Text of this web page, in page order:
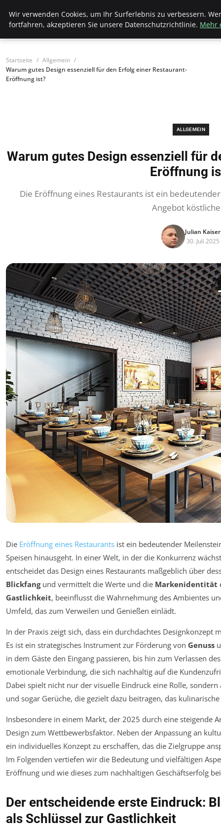
Bistro Grammophon
Startseite
Allgemein
Warum gutes Design essenziell für den Erfolg einer Restaurant-
Eröffnung ist?
ALLGEMEIN
Warum gutes Design essenziell für
Eröffnung
Die Eröffnung eines Restaurants ist ein
Angebot
Julian Kaiser
30. Juli 2025
Die Eröffnung eines Restaurants ist ein bedeutender
Speisen hinausgeht. In einer Welt, in der die Konkurrenz
entscheidet das Design eines Restaurants maßgeblich über
Blickfangund vermittelt die Werte und die Markenidentität
Gastlichkeit, beeinflusst die Wahrnehmung des Ambientes
Umfeld, das zum Verweilen und Genießen einlädt.
In der Praxis zeigt sich, dass ein durchdachtes Designkonzept
Es ist ein strategisches Instrument zur Förderung von Genuss
in dem Gäste den Eingang passieren, bis hin zum Verlassen
emotionale Verbindung, die sich nachhaltig auf die
Dabei spielt nicht nur der visuelle Eindruck eine Rolle,
und sogar Gerüche, die gezielt dazu beitragen, das
Insbesondere in einem Markt, der 2025 durch eine steigende
Design zum Wettbewerbsfaktor. Neben der Anpassung an
ein individuelles Konzept zu erschaffen, das die Zielgruppe
Im Folgenden vertiefen wir die Bedeutung und vielfältigen
Eröffnung und wie dieses zum nachhaltigen Geschäftserfolg
Der entscheidende erste Eindruck:
als Schlüssel zur Gastlichkeit
Wir verwenden Cookies, um Ihr Surferlebnis zu verbessern.
fortfahren, akzeptieren Sie unsere Datenschutzrichtlinie. Mehr